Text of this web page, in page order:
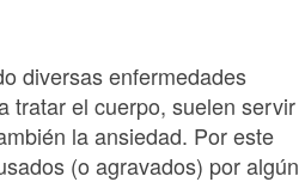
diversas enfermedades
tratar el cuerpo, suelen servir
la ansiedad. Por este
(o agravados) por algún